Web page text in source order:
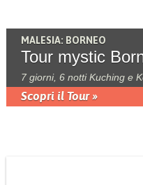
MALESIA: BORNEO
Tour mystic
7 giorni, 6 notti Kuching e
Scopri il Tour »